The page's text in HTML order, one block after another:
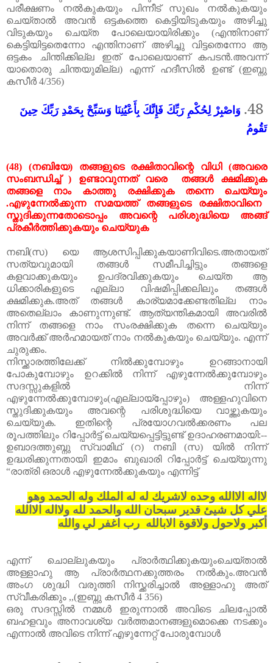
പരീക്ഷണം നൽകുകയും പിന്നീട് സുഖം നൽകുകയും
ചെയ്താൽ അവൻ ഒട്ടകത്തെ കെട്ടിയിടുകയും അഴിച്ചു
വിടുകയും ചെയ്ത പോലെയായിരിക്കും (എന്തിനാണ്
കെട്ടിയിട്ടതെന്നോ എന്തിനാണ് അഴിച്ചു വിട്ടതെന്നോ ആ
ഒട്ടകം ചിന്തിക്കില്ല ഇത് പോലെയാണ് കപടൻ.അവന്ന്
യാതൊരു ചിന്തയുമില്ല) എന്ന് ഹദീസിൽ ഉണ്ട്(ഇബ്നു
കസീർ4/356)
وَاصْبِرْ لِحُكْمِ رَبِّكَ فَإِنَّكَ بِأَعْيُنِنَا وَسَبِّحْ بِحَمْدِ رَبِّكَ حِينَ
تَقُومُ
(48) (നബിയേ) തങ്ങളുടെ രക്ഷിതാവിന്റെ വിധി(അവരെ
സംബന്ധിച്ച് ) ഉണ്ടാവുന്നത് വരെ തങ്ങൾ ക്ഷമിക്കുക
തങ്ങളെ നാം കാത്തു രക്ഷിക്കുക തന്നെ ചെയ്യും
.എഴുന്നേൽക്കുന്ന സമയത്ത് തങ്ങളുടെ രക്ഷിതാവിനെ
സ്തുദിക്കുന്നതോടൊപ്പം അവന്റെ പരിശുദ്ധിയെ അങ്ങ്
പ്രകീർത്തിക്കുകയും ചെയ്യുക
നബി(സ) യെ ആശസിപ്പിക്കുകയാണിവിടെ.അതായത്
സത്യവുമായി തങ്ങൾ സമീപിച്ചിട്ടും തങ്ങളെ
കളവാക്കുകയും ഉപദ്രവിക്കുകയും ചെയ്ത ആ
ധിക്കാരികളുടെ എല്ലാ വിഷമിപ്പിക്കലിലും തങ്ങൾ
ക്ഷമിക്കുക.അത് തങ്ങൾ കാര്യമാക്കേണ്ടതില്ല നാം
അതെല്ലാം കാണുന്നുണ്ട്. ആത്യന്തികമായി അവരിൽ
നിന്ന് തങ്ങളെ നാം സംരക്ഷിക്കുക തന്നെ ചെയ്യും
അവർക്ക് അർഹമായത് നാം നൽകുകയും ചെയ്യും. എന്ന്
ചുരുക്കം.
നിസ്ക്കാരത്തിലേക്ക് നിൽക്കുമ്പോഴും ഉറങ്ങാനായി
പോകുമ്പോഴും ഉറക്കിൽ നിന്ന് എഴുന്നേൽക്കുമ്പോഴും
സദസ്സുകളിൽ നിന്ന്
എഴുന്നേൽക്കുമ്പോഴും(എല്ലായ്പ്പോഴും) അള്ളഹുവിനെ
സ്തുദിക്കുകയും അവന്റെ പരിശുദ്ധിയെ വാഴ്ത്തുകയും
ചെയ്യുക. ഇതിന്റെ പ്രയോഗവൽക്കരണം പല
രൂപത്തിലും റിപ്പോർട്ട് ചെയ്യപ്പെട്ടിട്ടുണ്ട് ഉദാഹരണമായി:--
ഉബാദത്തുബ്നു സ്വാമിഥ്(റ) നബി(സ) യിൽ നിന്ന്
ഉദ്ധരിക്കുന്നതായി ഇമാം ബുഖാരി റിപ്പോർട്ട് ചെയ്യുന്നു
“രാത്രി ഒരാൾ എഴുന്നേൽക്കുകയും എന്നിട്ട്
لااله الاالله وحده لاشريك له له الملك وله الحمد وهو
علي كل شيئ قدير سبحان الله والحمد لله ولااله الاالله
والله أكبر ولاحول ولاقوة الابالله رب اغفر لي
എന്ന് ചൊല്ലുകയും
പ്രാർത്ഥിക്കുകയുംചെയ്താൽ
അള്ളാഹു
ആ പ്രാർത്ഥനക്കുത്തരം നൽകും.അവൻ
അംഗ
ശുദ്ധി വരുത്തി നിസ്ക്കരിച്ചാൽ അള്ളാഹു
അത്
സ്വീകരിക്കും ,,(ഇബ്നു കസീർ4 356)
ഒരു
സദസ്സിൽ നമ്മൾ ഇരുന്നാൽ അവിടെ
ചിലപ്പോൽ
ബഹളവും അനാവശ്യ വർത്തമാനങ്ങളുമൊക്കെ നടക്കും
എന്നാൽ അവിടെ നിന്ന് എഴുന്നേറ്റ് പോരുമ്പോൾ